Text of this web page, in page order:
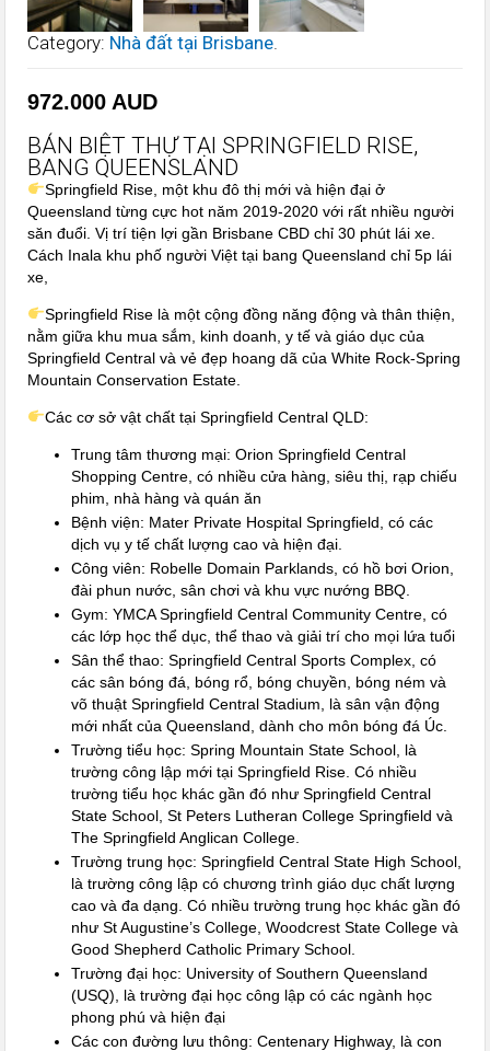
Category: Nhà đất tại Brisbane
972.000 AUD
BÁN BIỆT THỰ TẠI SPRINGFIELD RISE,
BANG QUEENSLAND
Springfield Rise, một khu đô thị mới và hiện đại ở
Queensland từng cực hot năm 2019-2020 với rất nhiều người
săn đuổi. Vị trí tiện lợi gần Brisbane CBD chỉ 30 phút lái xe.
Cách Inala khu phố người Việt tại bang Queensland chỉ 5p lái
xe,
Springfield Rise là một cộng đồng năng động và thân thiện,
nằm giữa khu mua sắm, kinh doanh, y tế và giáo dục của
Springfield Central và vẻ đẹp hoang dã của White Rock-Spring
Mountain Conservation Estate.
Các cơ sở vật chất tại Springfield Central QLD:
Trung tâm thương mại: Orion Springfield Central
Shopping Centre, có nhiều cửa hàng, siêu thị, rạp chiếu
phim, nhà hàng và quán ăn
Bệnh viện: Mater Private Hospital Springfield, có các
dịch vụ y tế chất lượng cao và hiện đại.
Công viên: Robelle Domain Parklands, có hồ bơi Orion,
đài phun nước, sân chơi và khu vực nướng BBQ.
Gym: YMCA Springfield Central Community Centre, có
các lớp học thể dục, thể thao và giải trí cho mọi lứa tuổi
Sân thể thao: Springfield Central Sports Complex, có
các sân bóng đá, bóng rổ, bóng chuyền, bóng ném và
võ thuật Springfield Central Stadium, là sân vận động
mới nhất của Queensland, dành cho môn bóng đá Úc.
Trường tiểu học: Spring Mountain State School, là
trường công lập mới tại Springfield Rise. Có nhiều
trường tiểu học khác gần đó như Springfield Central
State School, St Peters Lutheran College Springfield và
The Springfield Anglican College.
Trường trung học: Springfield Central State High School,
là trường công lập có chương trình giáo dục chất lượng
cao và đa dạng. Có nhiều trường trung học khác gần đó
như St Augustine’s College, Woodcrest State College và
Good Shepherd Catholic Primary School.
Trường đại học: University of Southern Queensland
(USQ), là trường đại học công lập có các ngành học
phong phú và hiện đại
Các con đường lưu thông: Centenary Highway, là con